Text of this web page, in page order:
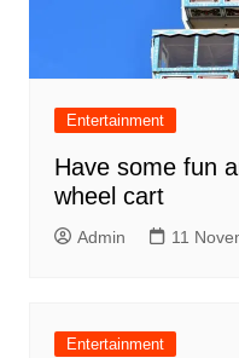
Entertainment
Have some fun
wheel cart
Admin 11
Entertainment